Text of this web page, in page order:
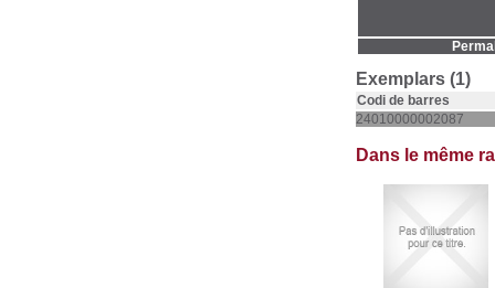
Exemplars (1)
Codi de barres
24010000002087
Dans le même